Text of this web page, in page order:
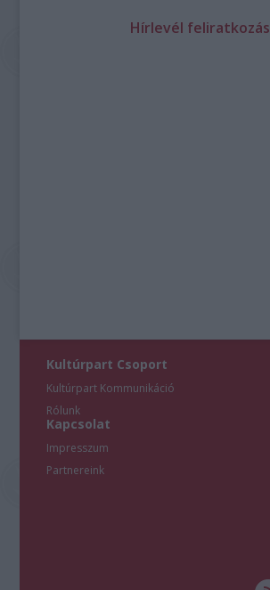
Hírlevél feliratkozás
Kultúrpart Csoport
Kultúrpart Kommunikáció
Rólunk
Kapcsolat
Impresszum
Partnereink